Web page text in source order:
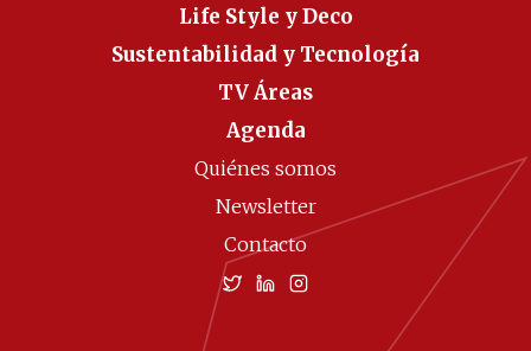
Life Style y Deco
Sustentabilidad y Tecnología
TV Áreas
Agenda
Quiénes somos
Newsletter
Contacto